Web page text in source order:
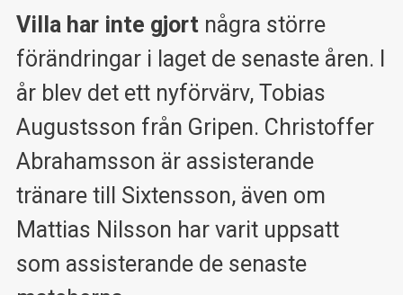
Villa har inte gjortnågra större
förändringar i laget de senaste åren. I
år blev det ett nyförvärv, Tobias
Augustsson från Gripen. Christoffer
Abrahamsson är assisterande
tränare till Sixtensson, även om
Mattias Nilsson har varit uppsatt
som assisterande de senaste